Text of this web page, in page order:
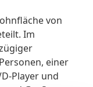
von
Im
einer
Player und